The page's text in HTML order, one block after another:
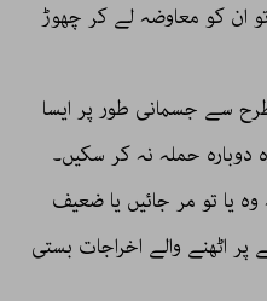
ان کو معاوضہ لے کر چھوڑ
سے جسمانی طور پر ایسا
دوبارہ حملہ نہ کر سکیں۔
یا تو مر جائیں یا ضعیف
پر اٹھنے والے اخراجات بستی